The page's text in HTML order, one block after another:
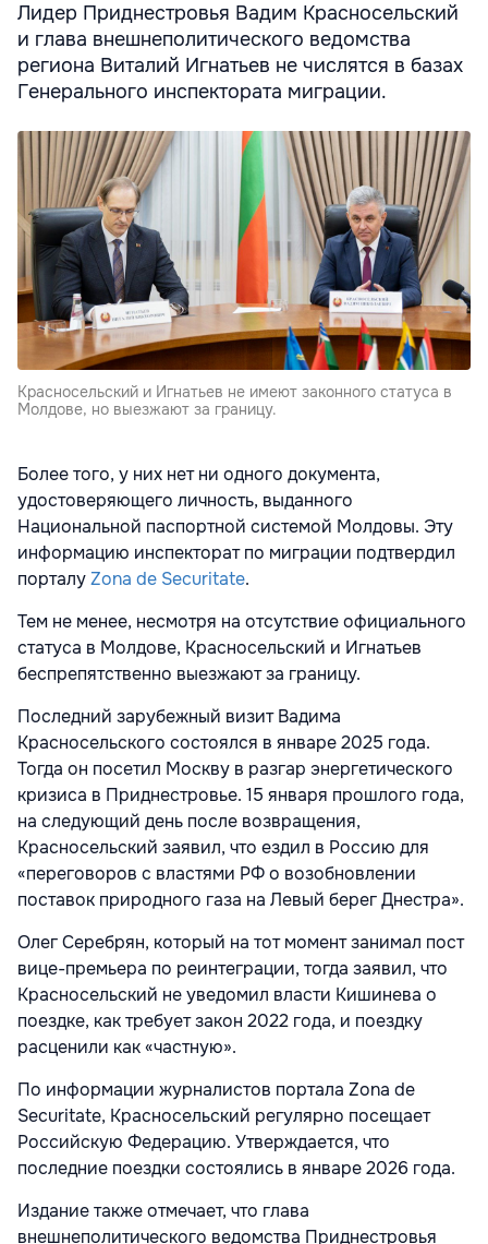
Лидер Приднестровья Вадим Красносельский
и глава внешнеполитического ведомства
региона Виталий Игнатьев не числятся в базах
Генерального инспектората миграции.
Красносельский и Игнатьев не имеют законного статуса в
Молдове, но выезжают за границу.
Более того, у них нет ни одного документа,
удостоверяющего личность, выданного
Национальной паспортной системой Молдовы. Эту
информацию инспекторат по миграции подтвердил
порталуZona de Securitate.
Тем не менее, несмотря на отсутствие официального
статуса в Молдове, Красносельский и Игнатьев
беспрепятственно выезжают за границу.
Последний зарубежный визит Вадима
Красносельского состоялся в январе 2025 года.
Тогда он посетил Москву в разгар энергетического
кризиса в Приднестровье. 15 января прошлого года,
на следующий день после возвращения,
Красносельский заявил, что ездил в Россию для
«переговоров с властями РФ о возобновлении
поставок природного газа на Левый берег Днестра».
Олег Серебрян, который на тот момент занимал пост
вице-премьера по реинтеграции, тогда заявил, что
Красносельский не уведомил власти Кишинева о
поездке, как требует закон 2022 года, и поездку
расценили как «частную».
По информации журналистов портала Zona de
Securitate, Красносельский регулярно посещает
Российскую Федерацию. Утверждается, что
последние поездки состоялись в январе 2026 года.
Издание также отмечает, что глава
внешнеполитического ведомства Приднестровья